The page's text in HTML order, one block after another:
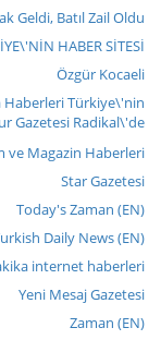
Geldi, Batıl Zail Oldu
HABER SİTESİ
Özgür Kocaeli
Haberleri Türkiye\'nin
Gazetesi Radikal\'de
ve Magazin Haberleri
Star Gazetesi
Today's Zaman (EN)
Daily News (EN)
internet haberleri
Yeni Mesaj Gazetesi
Zaman (EN)